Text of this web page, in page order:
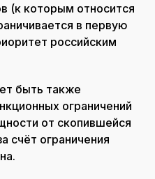
(к которым относится
в первую
российским
быть также
ограничений
от скопившейся
счёт ограничения